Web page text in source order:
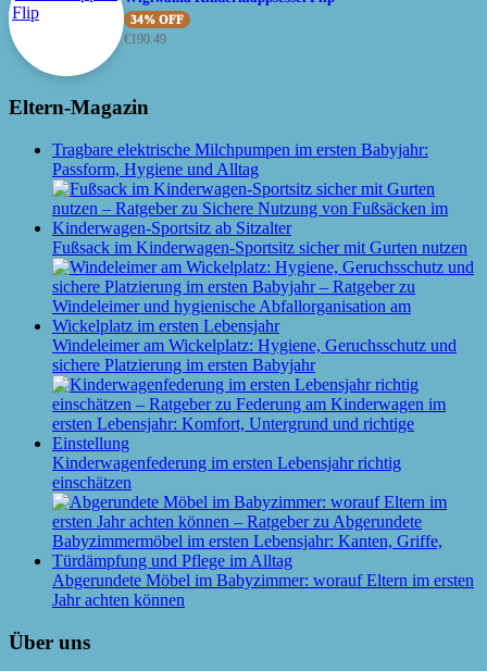
34% OFF
€190.49
Eltern-Magazin
Tragbare elektrische Milchpumpen im ersten Babyjahr:
Passform, Hygiene und Alltag
Fußsack im Kinderwagen-Sportsitz sicher mit Gurten nutzen
Windeleimer am Wickelplatz: Hygiene, Geruchsschutz und
sichere Platzierung im ersten Babyjahr
Kinderwagenfederung im ersten Lebensjahr richtig
einschätzen
Abgerundete Möbel im Babyzimmer: worauf Eltern im ersten
Jahr achten können
Über uns